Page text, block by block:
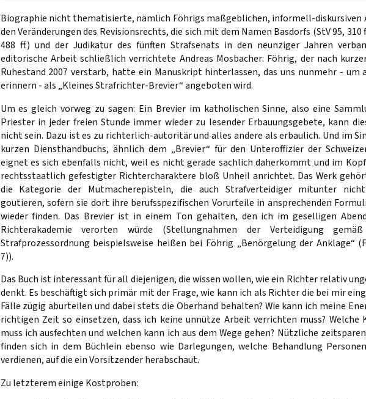
Biographie nicht thematisierte, nämlich Föhrigs maßgeblichen, informell-diskursiven
den Veränderungen des Revisionsrechts, die sich mit dem Namen Basdorfs (StV 95, 310
488 ff.) und der Judikatur des fünften Strafsenats in den neunziger Jahren
editorische Arbeit schließlich verrichtete Andreas Mosbacher: Föhrig, der nach
Ruhestand 2007 verstarb, hatte ein Manuskript hinterlassen, das uns nunmehr - um
erinnern - als „Kleines Strafrichter-Brevier“ angeboten wird.
Um es gleich vorweg zu sagen: Ein Brevier im katholischen Sinne, also eine
Priester in jeder freien Stunde immer wieder zu lesender Erbauungsgebete, kann
nicht sein. Dazu ist es zu richterlich-autoritär und alles andere als erbaulich. Und im
kurzen Diensthandbuchs, ähnlich dem „Brevier“ für den Unteroffizier der
eignet es sich ebenfalls nicht, weil es nicht gerade sachlich daherkommt und im
rechtsstaatlich gefestigter Richtercharaktere bloß Unheil anrichtet. Das Werk
die Kategorie der Mutmacherepisteln, die auch Strafverteidiger mitunter
goutieren, sofern sie dort ihre berufsspezifischen Vorurteile in ansprechenden
wieder finden. Das Brevier ist in einem Ton gehalten, den ich im geselligen
Richterakademie verorten würde (Stellungnahmen der Verteidigung
Strafprozessordnung beispielsweise heißen bei Föhrig „Benörgelung der Anklage“
7)).
Das Buch ist interessant für all diejenigen, die wissen wollen, wie ein Richter relativ
denkt. Es beschäftigt sich primär mit der Frage, wie kann ich als Richter die bei mir
Fälle zügig aburteilen und dabei stets die Oberhand behalten? Wie kann ich meine
richtigen Zeit so einsetzen, dass ich keine unnütze Arbeit verrichten muss? Welche
muss ich ausfechten und welchen kann ich aus dem Wege gehen? Nützliche
finden sich in dem Büchlein ebenso wie Darlegungen, welche Behandlung
verdienen, auf die ein Vorsitzender herabschaut.
Zu letzterem einige Kostproben: